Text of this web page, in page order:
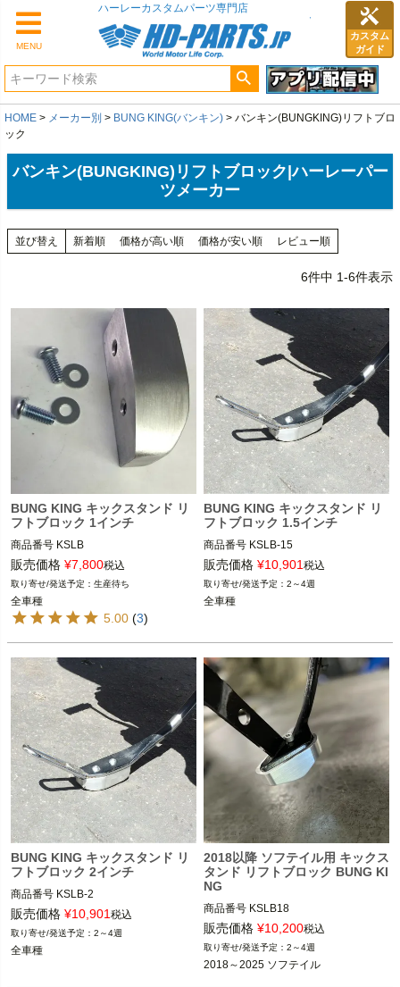
MENU
カスタム
ガイド
ハーレーカスタムパーツ専門店
HOME メーカー別 BUNG KING(バンキン)
バンキン(BUNGKING)リフトブロ
ック
バンキン(BUNGKING)リフトブロック|ハーレーパー
ツメーカー
並び替え 新着順 価格が高い順 価格が安い順 レビュー順
6件中 1-6件表示
BUNG KING キックスタンド リ
フトブロック 1インチ
商品番号 KSLB
全車種
BUNG KING(バンキン)
販売価格 ¥7,800税込
生産待ち
全車種
5.00 (3)
BUNG KING キックスタンド リ
フトブロック 1.5インチ
商品番号 KSLB-15
全車種
BUNG KING(バンキン)
販売価格 ¥10,901 税込
2～4週
全車種
BUNG KING キックスタンド リ
フトブロック 2インチ
商品番号 KSLB-2
全車種
BUNG KING(バンキン)
販売価格 ¥10,901 税込
2～4週
全車種
2018以降 ソフテイル用 キックス
タンド リフトブロック BUNG KI
NG
商品番号 KSLB18
2018～2025 ソフテイル
B、FXFBSは不可
販売価格 ¥10,200税込
2～4週